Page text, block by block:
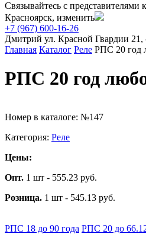
Связывайтесь с
Красноярск, изменить
+7 (967) 600-16-26
Дмитрий ул. Красной Гвардии
Главная Каталог Реле РПС 20 год
РПС 20 год
Номер в каталоге: №147
Категория: Реле
Цены:
Опт. 1 шт - 555.23 руб.
Розница. 1 шт - 545.13 руб.
РПС 18 до 90 года РПС 20 до